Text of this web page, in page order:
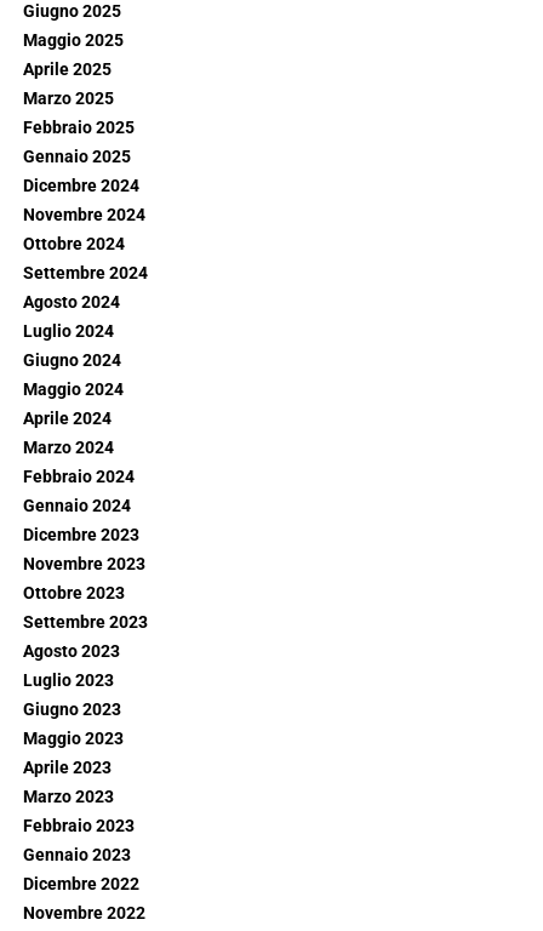
Giugno 2025
Maggio 2025
Aprile 2025
Marzo 2025
Febbraio 2025
Gennaio 2025
Dicembre 2024
Novembre 2024
Ottobre 2024
Settembre 2024
Agosto 2024
Luglio 2024
Giugno 2024
Maggio 2024
Aprile 2024
Marzo 2024
Febbraio 2024
Gennaio 2024
Dicembre 2023
Novembre 2023
Ottobre 2023
Settembre 2023
Agosto 2023
Luglio 2023
Giugno 2023
Maggio 2023
Aprile 2023
Marzo 2023
Febbraio 2023
Gennaio 2023
Dicembre 2022
Novembre 2022